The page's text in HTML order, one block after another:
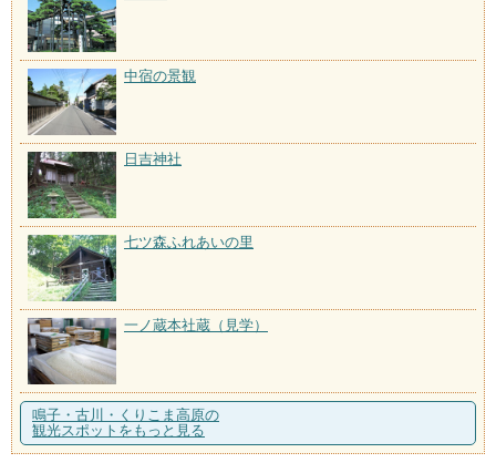
中宿の景観
日吉神社
七ツ森ふれあいの里
一ノ蔵本社蔵（見学）
鳴子・古川・くりこま高原の
観光スポットをもっと見る